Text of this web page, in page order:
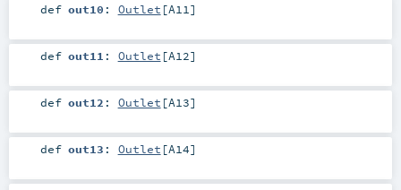
def out10 : Outlet [A11 ]
def out11 : Outlet [A12]
def out12 : Outlet [A13]
def out13 : Outlet [A14]